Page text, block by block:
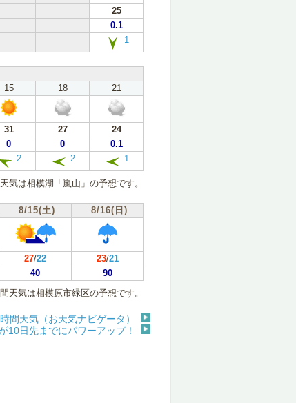
25
0.1
1
15 18
21
31 27
24
0 0
0.1
2 2 1
気は相模湖「嵐山」の予想です。
8/15(土) 8/16(日)
27/22 23/21
40
90
天気は相模原市緑区の予想です。
間天気（お天気ナビゲータ）
10日先までにパワーアップ！